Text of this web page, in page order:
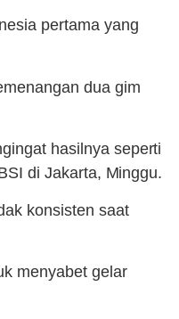
pertama yang
dua gim
hasilnya seperti
di Jakarta, Minggu.
konsisten saat
menyabet gelar